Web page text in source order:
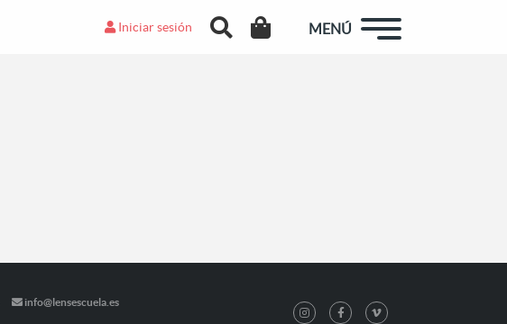
Iniciar sesión MENÚ
info@lensescuela.es